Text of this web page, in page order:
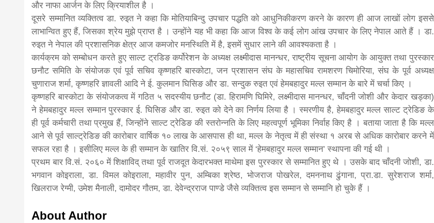
और नाफा आर्जन के लिए क्रियाशील है ।
दूसरे सम्मानित व्यक्तित्व डा. रुइत ने कहा कि मोतियाबिन्दु उपचार पद्धति को आधुनिकीकरण करने के कारण ही आज लाखों लोग इससे
लाभान्वित हुए हैं, जिसका श्रेय मुझे प्राप्त है । उन्होंने यह भी कहा कि आज विश्व के कई लोग आंख उपचार के लिए नेपाल आते हैं । डा.
रुइत ने नेपाल की प्रशासनिक क्षेत्र आज कमजोर मनस्थिति में है, इसमें सुधार लाने की आवश्यकता है ।
कार्यक्रम को सम्बोधन करते हुए साल्ट ट्रडिङ कर्पोरेशन के अध्यक्ष लक्ष्मीदास मानन्धर, राष्ट्रीय सूचना आयोग के आयुक्त तथा पुरस्कार
छनौट समिति के संयोजक एवं पूर्व सचिव कृष्णहरि बास्कोटा, जन प्रशासन संघ के महासचिव रामशरण चिमोरिया, संघ के पूर्व अध्यक्ष
चुणाराज शर्मा, कृष्णहरि ज्ञावली आदि ने ई. कुलमान घिसिङ और डा. सन्दुक रुइत एवं हेमबहादुर मल्ल सम्मान के बारे में चर्चा किए ।
कृष्णहरि बास्कोटा के संयोजकत्व में गठित ५ सदस्यीय छनौट (डा. हिरामणि घिमिरे, लक्ष्मीदास मानन्धर, चाँदनी जोशी और केदार खड्का)
ने हेमबहादुर मल्ल सम्मान पुरस्कार ई. घिसिङ और डा. रुइत को देने का निर्णय लिया है । स्मरणीय है, हेमबहादुर मल्ल साल्ट ट्रेडिङ के
ही पूर्व कर्मचारी तथा प्रमुख हैं, जिन्होंने साल्ट ट्रेडिङ की स्तरोन्नति के लिए महत्वपूर्ण भूमिका निर्वाह किए है । बताया जाता है कि मल्ल
आने से पूर्व साल्ट्रेडिङ की कारोबार वार्षिक १० लाख के आसपास ही था, मल्ल के नेतृत्व में ही संस्था १ अरब से अधिक कारोबार करने में
सफल रहा है । इसीलिए मल्ल के ही सम्मान के खातिर वि.सं. २०५९ साल में ‘हेमबहादुर मल्ल सम्मान’ स्थापना की गई थी ।
प्रथम बार वि.सं. २०६० में शिक्षाविद् तथा पूर्व राजदूत केदारभक्त माथेमा इस पुरस्कार से सम्मानित हुए थे । उसके बाद चाँदनी जोशी, डा.
भगवान कोइराला, डा. विमल कोइराला, महावीर पुन, अम्बिका श्रेष्ठ, भोजराज पोखरेल, दमननाथ ढुंगाना, प्रा.डा. सुरेशराज शर्मा,
खिलराज रेग्मी, उमेश मैनाली, दामोदर गौतम, डा. देवेन्द्रराज पाण्डे जैसे व्यक्तित्व इस सम्मान से सम्मानि हो चुके हैं ।
About Author
बड़े अंतर से जीत हासिल करुँंगी –रेणु दाहाल
6 months ago
काठमांडू, फागुन ४ – चितवन क्षेत्र नम्बर ३ में प्रतिनिधिसभा
सदस्य के रूप में अपनी उम्मीदवारी दे चुकी रेणु दाहाल ने कहा है
कि उन्हें...